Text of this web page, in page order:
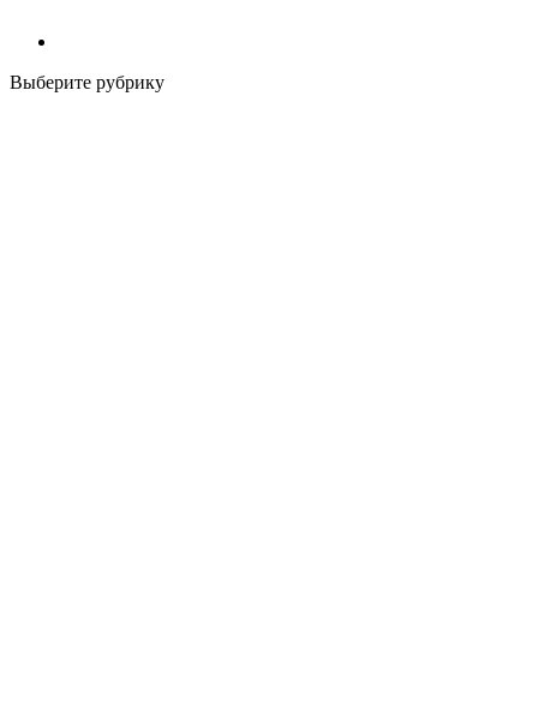
Выберите рубрику